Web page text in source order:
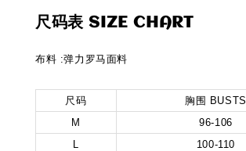
尺码表 SIZE CHART
布料 :弹力罗马面料
尺码
胸围 BUSTS
M
96-106
100-110